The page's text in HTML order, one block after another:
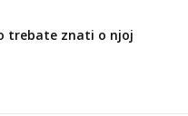
trebate znati o njoj